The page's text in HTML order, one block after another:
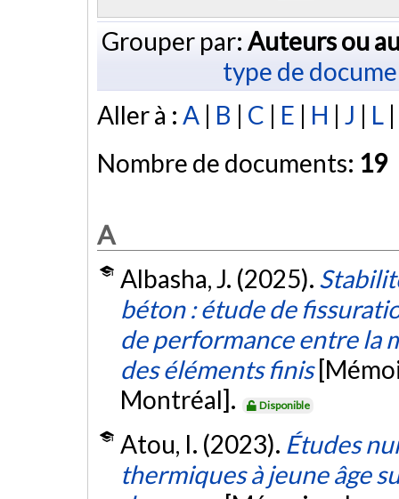
Grouper par: Auteurs ou
type de
Aller à : A | B | C | E | H | J | L |
Nombre de documents: 19
A
Albasha, J. (2025).
béton : étude de
de performance entre la
des éléments finis
Montréal].
Disponible
Atou, I. (2023). Études
thermiques à jeune âge